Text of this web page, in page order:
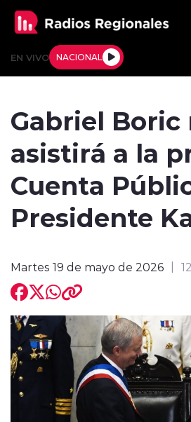
EN VIVO NACIONAL
Deportes
Regiones al Aire
Entrevistas
modo claro
Gabriel Boric
asistirá a la
Cuenta
Presidente
Martes 19 de mayo de 2026